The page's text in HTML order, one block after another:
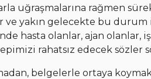
uğraşmalarına rağmen
yakın gelecekte bu durum
hasta olanlar, ajan olanlar,
rahatsız edecek sözler
belgelerle ortaya